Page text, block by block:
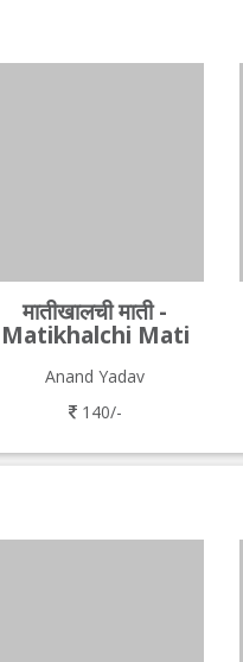
मातीखालची माती -
Matikhalchi Mati
Anand Yadav
140/-